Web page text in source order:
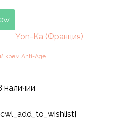
Yon-Ka (Франция)
крем Anti-Age
наличии